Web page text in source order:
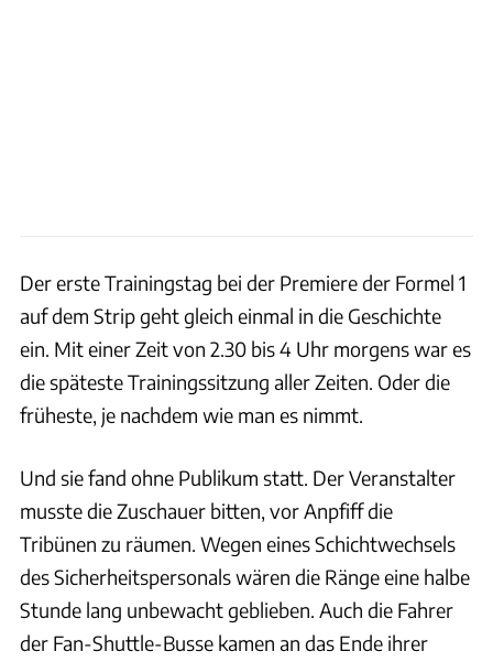
Der erste Trainingstag bei der Premiere der Formel 1
auf dem Strip geht gleich einmal in die Geschichte
ein. Mit einer Zeit von 2.30 bis 4 Uhr morgens war es
die späteste Trainingssitzung aller Zeiten. Oder die
früheste, je nachdem wie man es nimmt.
Und sie fand ohne Publikum statt. Der Veranstalter
musste die Zuschauer bitten, vor Anpfiff die
Tribünen zu räumen. Wegen eines Schichtwechsels
des Sicherheitspersonals wären die Ränge eine halbe
Stunde lang unbewacht geblieben. Auch die Fahrer
der Fan-Shuttle-Busse kamen an das Ende ihrer